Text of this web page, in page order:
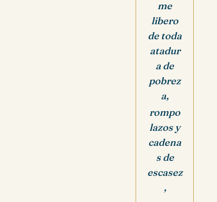
me
libero
de toda
atadur
a de
pobrez
a,
rompo
lazos y
cadena
s de
escasez
,